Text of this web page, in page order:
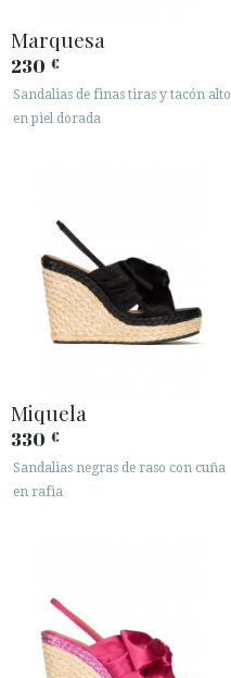
Marquesa
230 €
Sandalias de finas tiras y tacón alto
en piel dorada
Miquela
330 €
Sandalias negras de raso con cuña
en rafia